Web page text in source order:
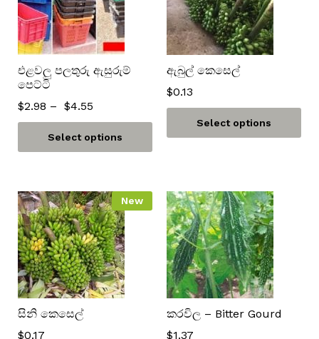
එළවලු පලතුරු ඇසුරුම්
පෙට්ටි
$2.98 – $4.55
Select options
ඇබුල් කෙසෙල්
$0.13
Select options
New
සිනි කෙසෙල්
$0.17
කරවිල – Bitter Gourd
$1.37